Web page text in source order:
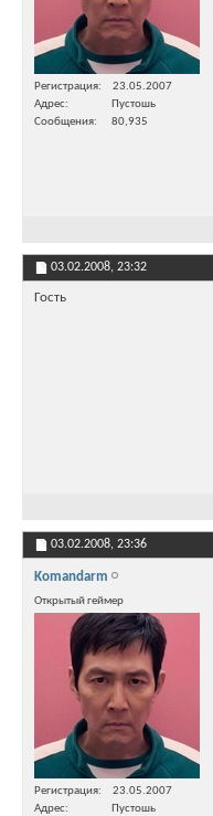
Регистрация
23.05.2007
Адрес
Пустошь
Сообщения
80,935
03.02.2008, 23:32
Гость
03.02.2008, 23:36
Komandarm
Открытый геймер
Регистрация
23.05.2007
Адрес
Пустошь